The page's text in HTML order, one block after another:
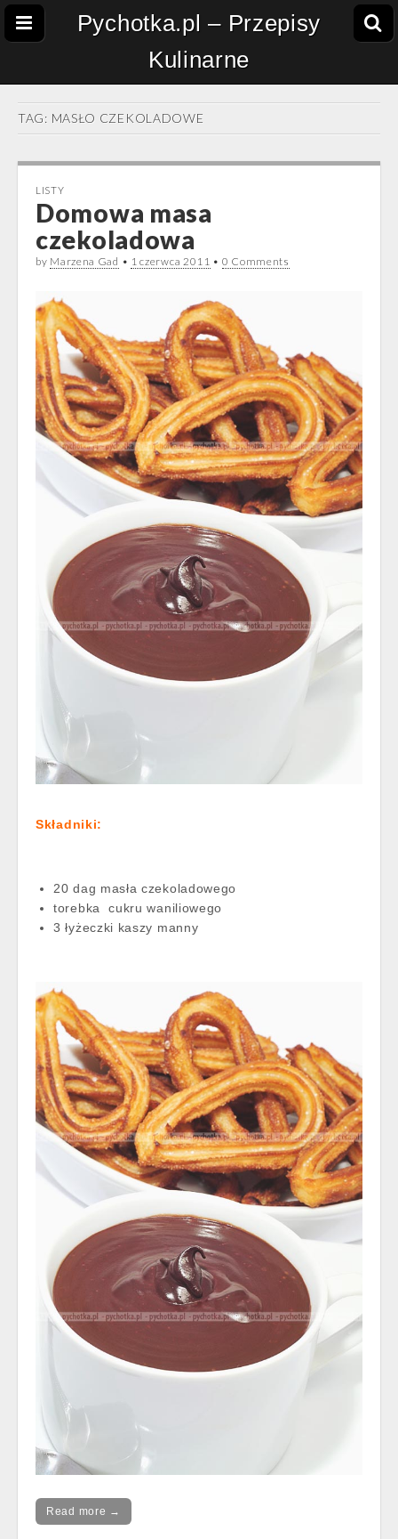
Pychotka.pl – Przepisy
Kulinarne
TAG: MASŁO CZEKOLADOWE
LISTY
Domowa masa
czekoladowa
by Marzena Gad • 1 czerwca 2011 • 0 Comments
Składniki:
20 dag masła czekoladowego
torebka cukru waniliowego
3 łyżeczki kaszy manny
Read more →